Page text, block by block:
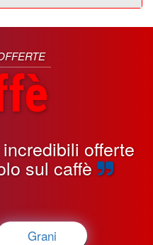
offerte
sul caffè
Grani